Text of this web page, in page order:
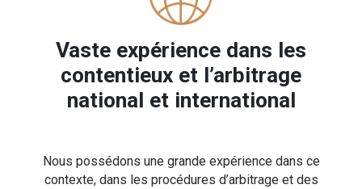
Vaste expérience dans les
contentieux et l’arbitrage
national et international
Nous possédons une grande expérience dans ce
contexte, dans les procédures d’arbitrage et des